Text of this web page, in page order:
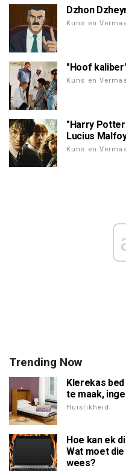
Dzhon
Kuns en
"Hoof
Kuns en
"Harry
Lucius
Kuns en
Trending Now
Klerekas
te maak,
Huislikheid
Hoe kan ek
Wat moet
wees?